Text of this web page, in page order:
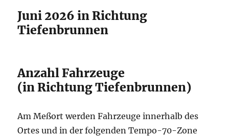
Juni 2026 in Richtung
Tiefenbrunnen
Anzahl Fahrzeuge
(in Richtung Tiefenbrunnen)
Am Meßort werden Fahrzeuge innerhalb des
Ortes und in der folgenden Tempo-70-Zone